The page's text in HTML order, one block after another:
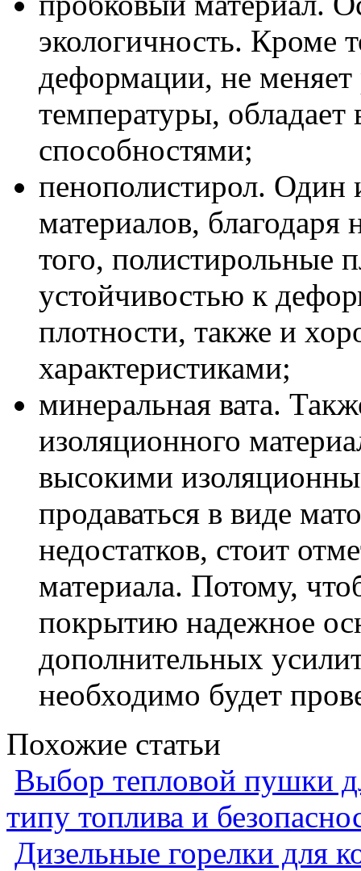
экологичность. Кроме
деформации, не
температуры,
способностями;
пенополистирол. Один
материалов,
того, полистирольные
устойчивостью к
плотности, также и
характеристиками;
минеральная вата.
изоляционного
высокими
продаваться в виде
недостатков, стоит
материала. Потому,
покрытию надежное
дополнительных
необходимо будет
Похожие статьи
Выбор тепловой пушки
типу топлива и
Дизельные горелки для